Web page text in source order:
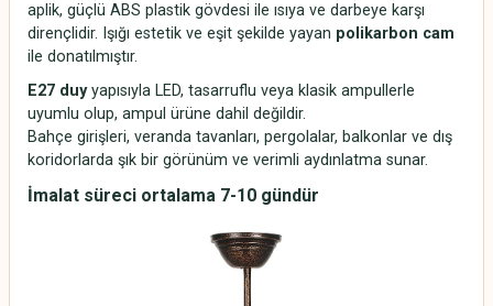
aplik, güçlü ABS plastik gövdesi ile ısıya ve darbeye karşı
dirençlidir. Işığı estetik ve eşit şekilde yayan polikarbon cam
ile donatılmıştır.
E27 duyyapısıyla LED, tasarruflu veya klasik ampullerle
uyumlu olup, ampul ürüne dahil değildir.
Bahçe girişleri, veranda tavanları, pergolalar, balkonlar ve dış
koridorlarda şık bir görünüm ve verimli aydınlatma sunar.
İmalat süreci ortalama 7-10 gündür